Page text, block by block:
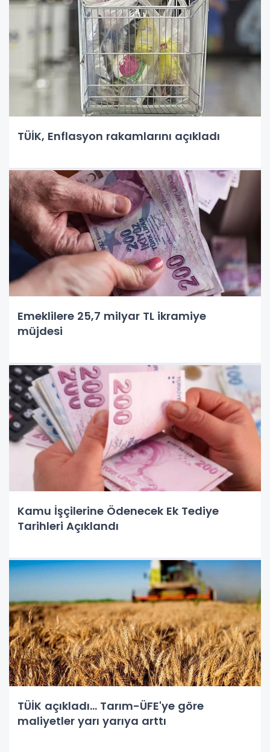
TÜİK, Enflasyon rakamlarını açıkladı
Emeklilere 25,7 milyar TL ikramiye
müjdesi
Kamu İşçilerine Ödenecek Ek Tediye
Tarihleri Açıklandı
TÜİK açıkladı... Tarım-ÜFE'ye göre
maliyetler yarı yarıya arttı